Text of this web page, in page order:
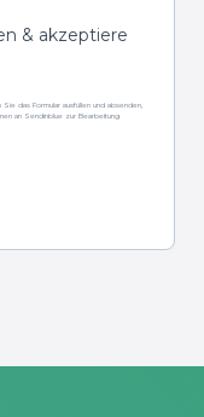
& akzeptiere
das Formular ausfüllen und absenden,
an Sendinblue zur Bearbeitung